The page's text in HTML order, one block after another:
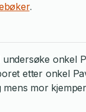
.
onkel
etter onkel
mor